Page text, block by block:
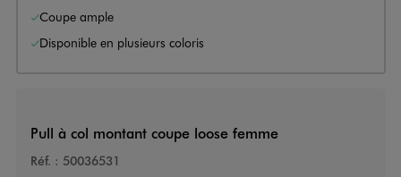
Coupe ample
Disponible en plusieurs coloris
Pull à col montant coupe loose femme
Réf. : 50036531